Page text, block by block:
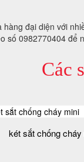
đại diện với
số 0982770404 để
Các
két sắt chống cháy